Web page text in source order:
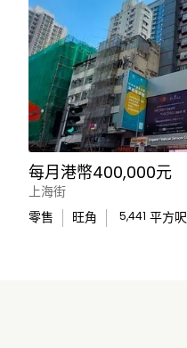
每月港幣400,000元
上海街
零售
旺角 5,441 平方呎